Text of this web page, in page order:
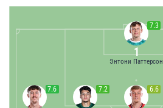
7.3
1
Энтони Паттерсон
6.6
7.2
7.6